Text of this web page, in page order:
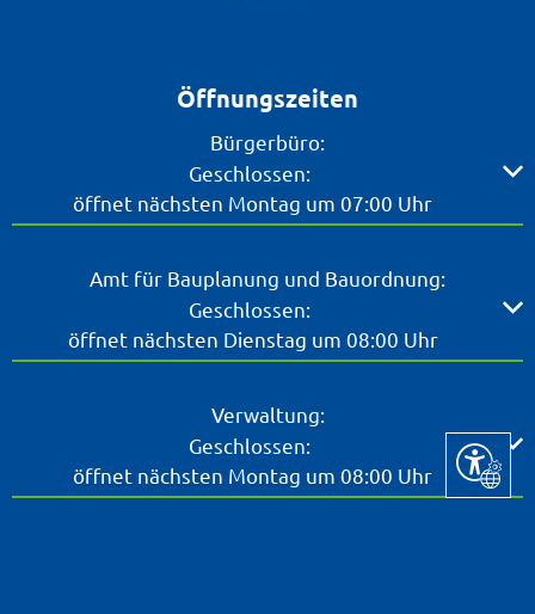
Öffnungszeiten
Bürgerbüro:
Klicken, um weitere Öffnungs- oder Schließzeiten
Geschlossen:
öffnet nächsten Montag um 07:00 Uhr
Amt für Bauplanung und Bauordnung:
Klicken, um weitere Öffnungs- oder Schließzeiten
Geschlossen:
öffnet nächsten Dienstag um 08:00 Uhr
Verwaltung:
Klicken, um weitere Öffnungs- oder Schließzeiten
Geschlossen:
öffnet nächsten Montag um 08:00 Uhr
Seite